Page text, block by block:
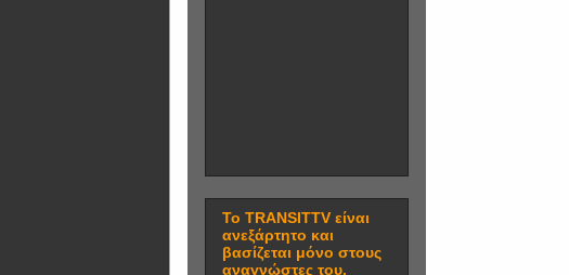
Το TRANSITTV είναι
ανεξάρτητο και
βασίζεται μόνο στους
αναγνώστες του.